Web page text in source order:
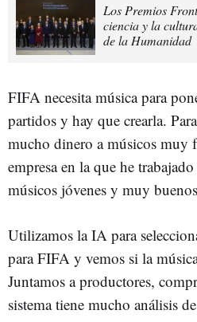
Los Premios
ciencia y la
de la Humanidad
FIFA necesita música para
partidos y hay que crearla.
mucho dinero a músicos muy
empresa en la que he
músicos jóvenes y muy
Utilizamos la IA para
para FIFA y vemos si la
Juntamos a productores,
sistema tiene mucho análisis